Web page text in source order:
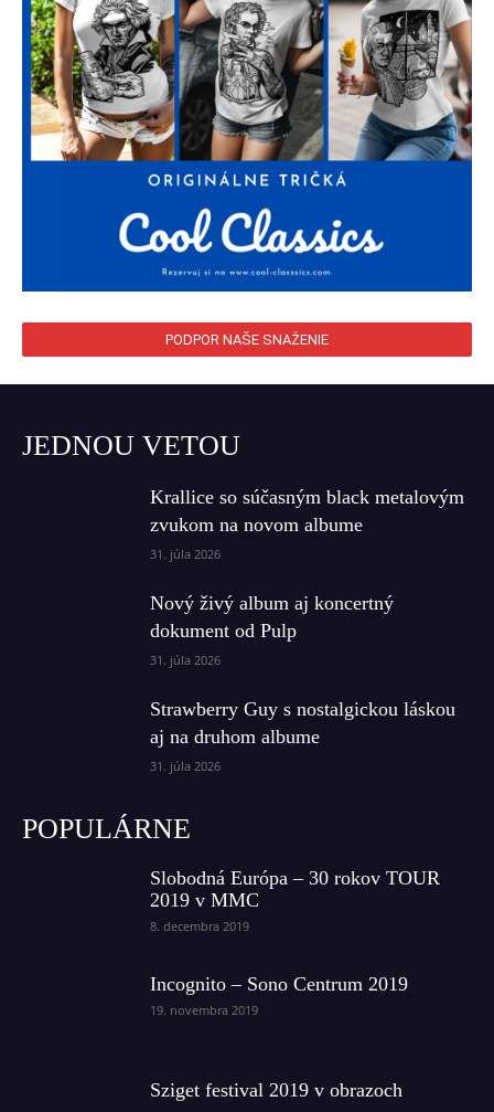
PODPOR NAŠE SNAŽENIE
JEDNOU VETOU
Krallice so súčasným black metalovým
zvukom na novom albume
31. júla 2026
Nový živý album aj koncertný
dokument od Pulp
31. júla 2026
Strawberry Guy s nostalgickou láskou
aj na druhom albume
31. júla 2026
POPULÁRNE
Slobodná Európa – 30 rokov TOUR
2019 v MMC
8. decembra 2019
Incognito – Sono Centrum 2019
19. novembra 2019
Sziget festival 2019 v obrazoch